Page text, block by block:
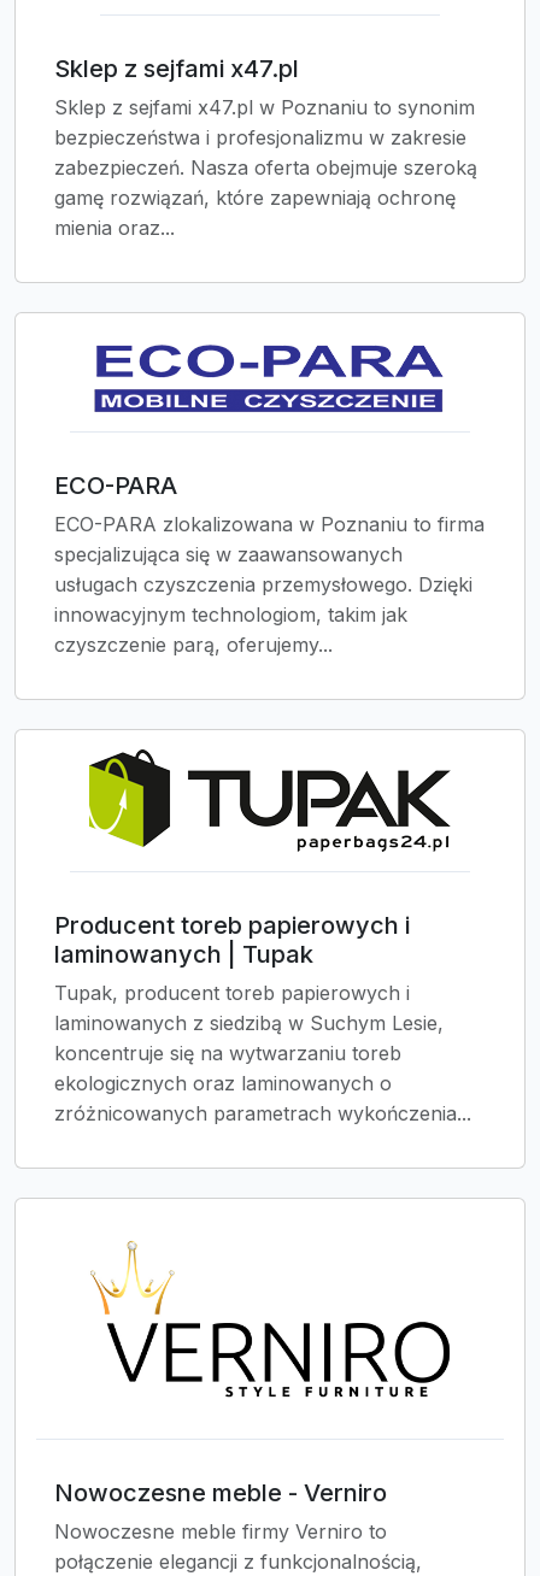
Sklep z sejfami x47.pl
Sklep z sejfami x47.pl w Poznaniu to synonim
bezpieczeństwa i profesjonalizmu w zakresie
zabezpieczeń. Nasza oferta obejmuje szeroką
gamę rozwiązań, które zapewniają ochronę
mienia oraz...
ECO-PARA
ECO-PARA zlokalizowana w Poznaniu to firma
specjalizująca się w zaawansowanych
usługach czyszczenia przemysłowego. Dzięki
innowacyjnym technologiom, takim jak
czyszczenie parą, oferujemy...
Producent toreb papierowych i
laminowanych | Tupak
Tupak, producent toreb papierowych i
laminowanych z siedzibą w Suchym Lesie,
koncentruje się na wytwarzaniu toreb
ekologicznych oraz laminowanych o
zróżnicowanych parametrach wykończenia...
Nowoczesne meble - Verniro
Nowoczesne meble firmy Verniro to
połączenie elegancji z funkcjonalnością,